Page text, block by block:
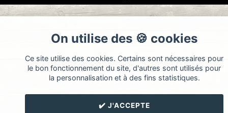
On utilise des 🍪 cookies
Ce site utilise des cookies. Certains sont nécessaires pour
le bon fonctionnement du site, d'autres sont utilisés pour
la personnalisation et à des fins statistiques.
✔️ J'ACCEPTE